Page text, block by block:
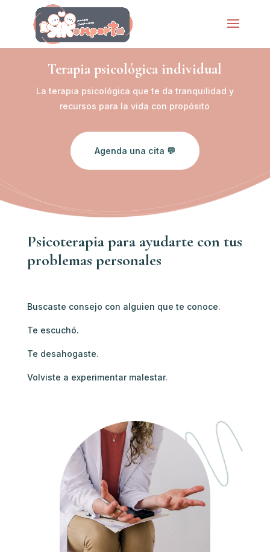
Terapia psicológica individual
La terapia psicológica que te da tranquilidad y
recursos para la vida con propósito
Agenda una cita 💬
Psicoterapia para ayudarte con tus
problemas personales
Buscaste consejo con alguien que te conoce.
Te escuchó.
Te desahogaste.
Volviste a experimentar malestar.